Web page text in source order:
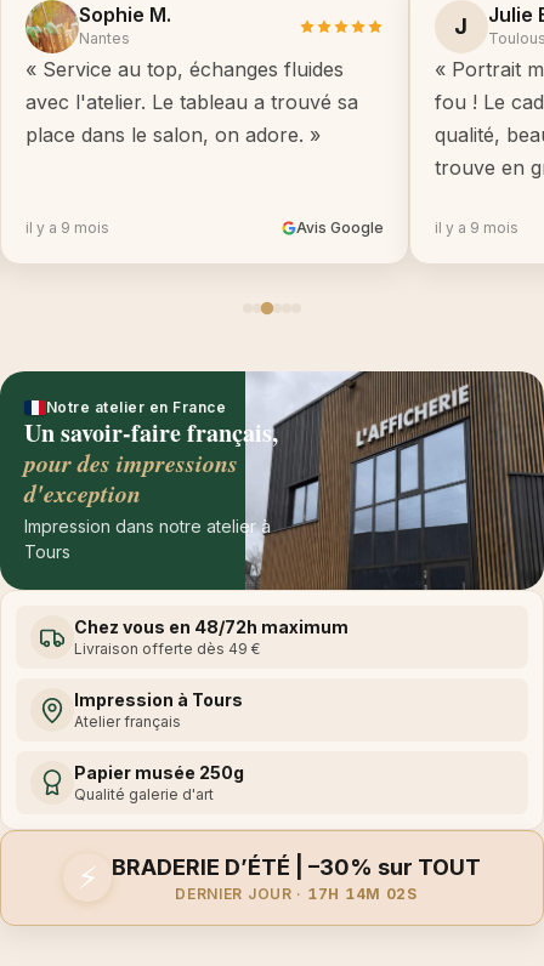
Sophie M.
Nantes
« Service au top, échanges fluides
avec l'atelier. Le tableau a trouvé sa
place dans le salon, on adore. »
il y a 9 mois Avis Google
J Julie
« Portrait
fou ! Le
qualité,
trouve en
il y a 9 mois
Notre atelier en France
Un savoir-faire français,
pour des impressions
d'exception
Impression dans notre atelier à
Tours
Chez vous en 48/72h maximum
Livraison offerte dès 49 €
Impression à Tours
Atelier français
Papier musée 250g
Qualité galerie d'art
⚡ BRADERIE D’ÉTÉ | –30% sur TOUT
DERNIER JOUR · 17H 14M 02S